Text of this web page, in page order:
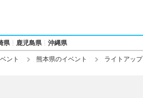
県 鹿児島県 沖縄県
ント 熊本県のイベント ライトアップ